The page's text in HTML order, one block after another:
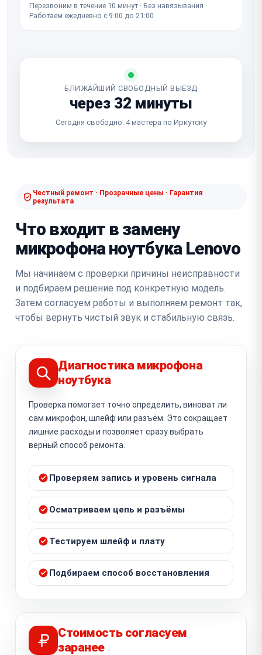
Перезвоним в течение 10 минут · Без навязывания ·
Работаем ежедневно с 9:00 до 21:00
БЛИЖАЙШИЙ СВОБОДНЫЙ ВЫЕЗД
через 32 минуты
Сегодня свободно: 4 мастера по Иркутску
Честный ремонт · Прозрачные цены · Гарантия
результата
Что входит в замену
микрофона ноутбука Lenovo
Мы начинаем с проверки причины неисправности
и подбираем решение под конкретную модель.
Затем согласуем работы и выполняем ремонт так,
чтобы вернуть чистый звук и стабильную связь.
Диагностика микрофона
ноутбука
Проверка помогает точно определить, виноват ли
сам микрофон, шлейф или разъём. Это сокращает
лишние расходы и позволяет сразу выбрать
верный способ ремонта.
Проверяем запись и уровень сигнала
Осматриваем цепь и разъёмы
Тестируем шлейф и плату
Подбираем способ восстановления
Стоимость согласуем
заранее